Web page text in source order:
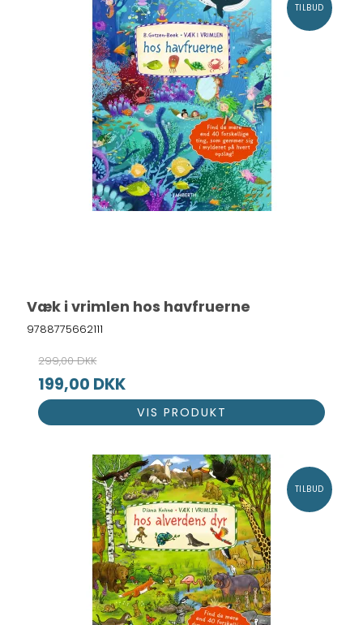
TILBUD
Væk i vrimlen hos havfruerne
9788775662111
299,00 DKK
199,00 DKK
VIS PRODUKT
TILBUD